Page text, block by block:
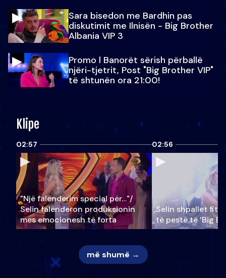
Sara bisedon me Bardhin pas
diskutimit me Ilnisën - Big Brother
Albania VIP 3
Promo l Banorët sërish përballë
njëri-tjetrit, Post "Big Brother VIP"
të shtunën ora 21:00!
Klipe
02:57
"Një falenderim special për…"/
Selin falënderon produksionin
mes emocionesh të forta
02:56
Selin shpallet
të pestë të ‘Big
më shumë →